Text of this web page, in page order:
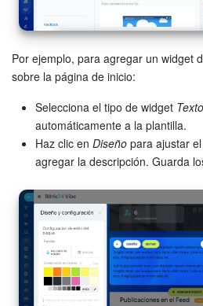
Por ejemplo, para agregar un widget
sobre la página de inicio:
Selecciona el tipo de widget Texto
automáticamente a la plantilla.
Haz clic en Diseño para ajustar
agregar la descripción. Guarda